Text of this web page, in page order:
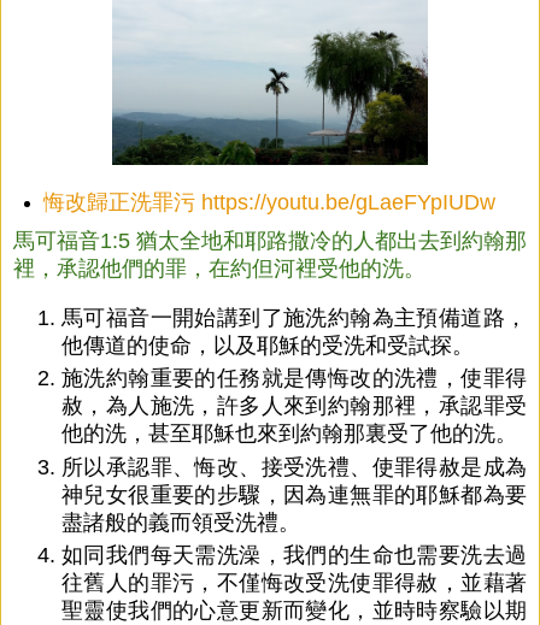
悔改歸正洗罪污 https://youtu.be/gLaeFYpIUDw
馬可福音1:5 猶太全地和耶路撒冷的人都出去到約翰那
裡，承認他們的罪，在約但河裡受他的洗。
馬可福音一開始講到了施洗約翰為主預備道路，
他傳道的使命，以及耶穌的受洗和受試探。
施洗約翰重要的任務就是傳悔改的洗禮，使罪得
赦，為人施洗，許多人來到約翰那裡，承認罪受
他的洗，甚至耶穌也來到約翰那裏受了他的洗。
所以承認罪、悔改、接受洗禮、使罪得赦是成為
神兒女很重要的步驟，因為連無罪的耶穌都為要
盡諸般的義而領受洗禮。
如同我們每天需洗澡，我們的生命也需要洗去過
往舊人的罪污，不僅悔改受洗使罪得赦，並藉著
聖靈使我們的心意更新而變化，並時時察驗以期